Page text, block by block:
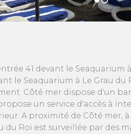
41 devant le
le Seaquarium à Le Grau
Côté mer dispose d'un
un service d'accès à
A proximité de Côté mer,
du Roi est surveillée par des